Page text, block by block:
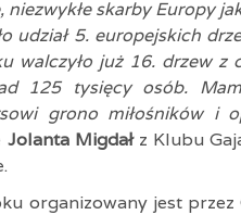
skarby Europy
udział 5. europejskich
walczyło już 16. drzew z
125 tysięcy osób.
grono miłośników i
Jolanta Migdałz Klubu
organizowany jest przez